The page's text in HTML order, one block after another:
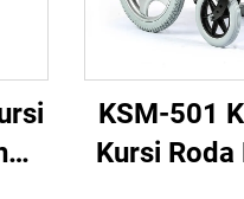
KSM-501
Kursi